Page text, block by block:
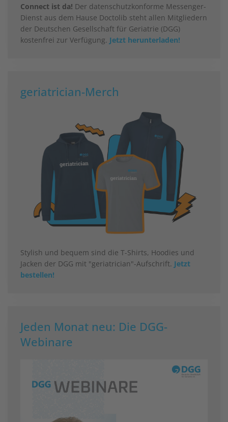
Connect ist da! Der datenschutzkonforme Messenger-
Dienst aus dem Hause Doctolib steht allen Mitgliedern
der Deutschen Gesellschaft für Geriatrie (DGG)
kostenfrei zur Verfügung. Jetzt herunterladen!
geriatrician-Merch
Stylish und bequem sind die T-Shirts, Hoodies und
Jacken der DGG mit "geriatrician"-Aufschrift. Jetzt
bestellen!
Jeden Monat neu: Die DGG-
Webinare